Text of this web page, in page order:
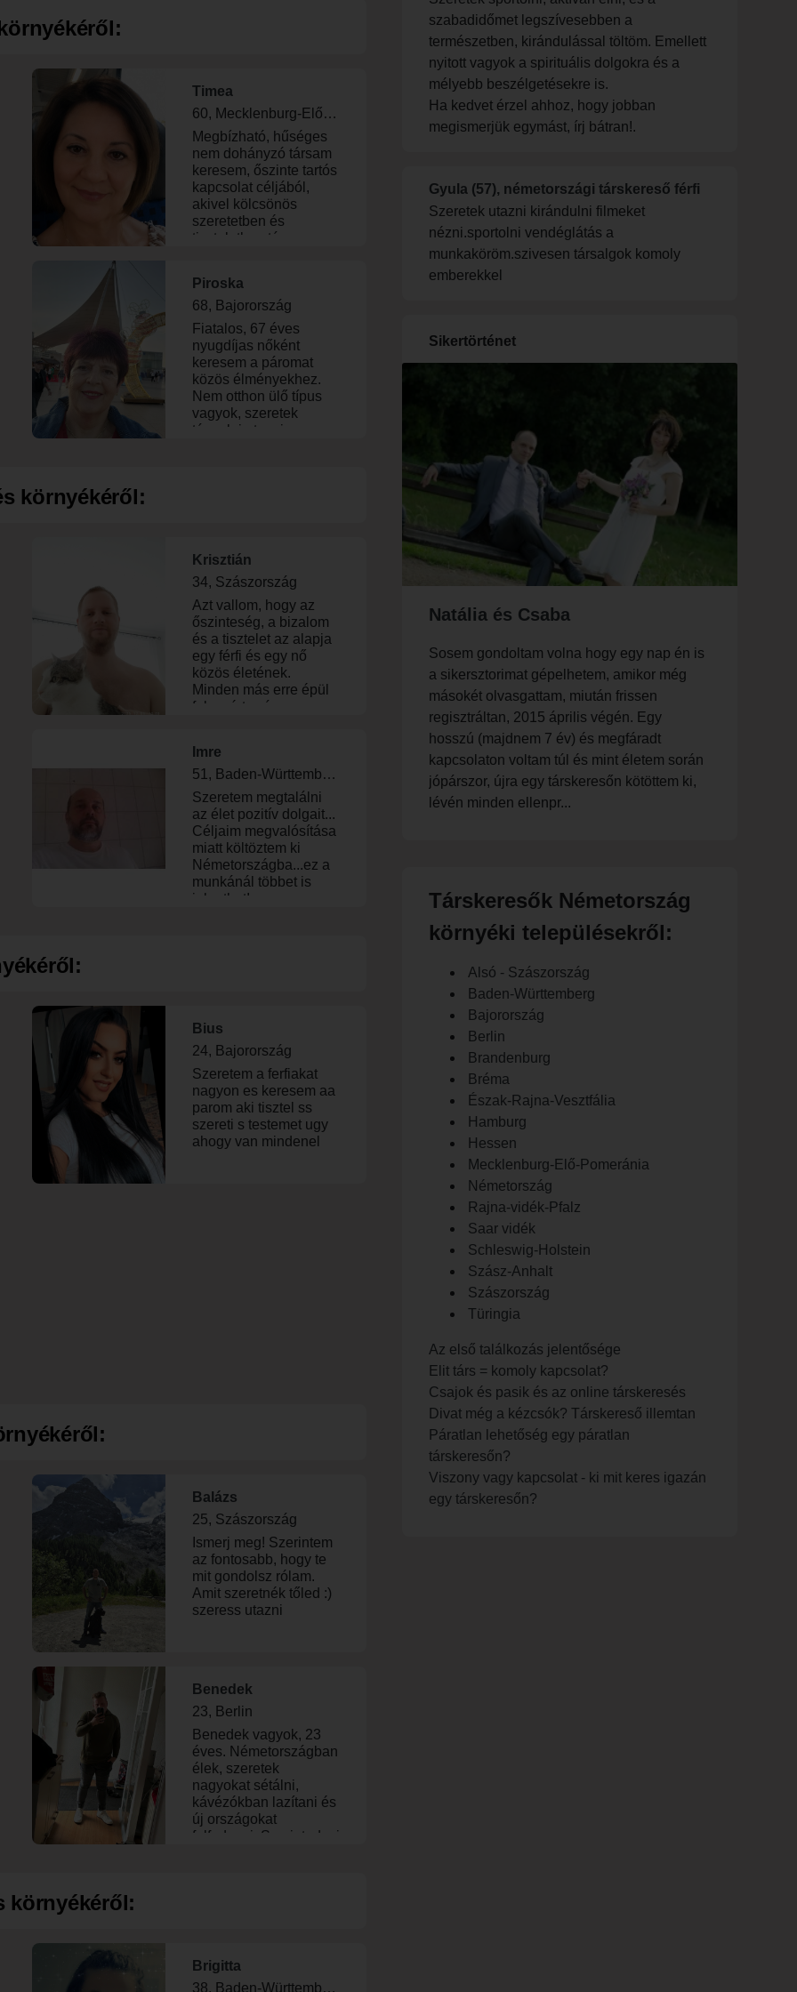
meg!
Timea
60, Mecklenburg-Elő-Pomeránia
Megbízható, hűséges
nem dohányzó társam
keresem, őszinte tartós
kapcsolat céljából,
akivel kölcsönös
szeretetben és
tiszteletben társam
előfizető.
Piroska
68, Bajorország
Fiatalos, 67 éves
nyugdíjas nőként
keresem a páromat
közös élményekhez.
Nem otthon ülő típus
vagyok, szeretek
táncolni,utazni,
rendszeres látogatója
vagyok . Ha Te is egy
vidám, aktív , az élet
szépségeit értékelő
társat keresel, várom
leveled.
környékéről:
Krisztián
34, Szászország
Azt vallom, hogy az
őszinteség, a bizalom
és a tisztelet az alapja
egy férfi és egy nő
közös életének.
Minden más erre épül
fel, ezért számomra
hogy találjak egy társat
akivel családot
alapíthatok, ami
remélem sikerül.
Imre
51, Baden-Württemberg
Szeretem megtalálni
az élet pozitív dolgait...
Céljaim megvalósítása
miatt költöztem ki
Németországba...ez a
munkánál többet is
jelenthet!
Bius
24, Bajorország
Szeretem a ferfiakat
nagyon es keresem aa
parom aki tisztel ss
szereti s testemet ugy
ahogy van mindenel
Balázs
25, Szászország
Ismerj meg! Szerintem
az fontosabb, hogy te
mit gondolsz rólam.
Amit szeretnék tőled :)
szeress utazni
Benedek
23, Berlin
Benedek vagyok, 23
éves. Németországban
élek, szeretek
nagyokat sétálni,
kávézókban lazítani és
új országokat
felfedezni. Szerinted mi
környékéről:
Brigitta
38, Baden-Württemberg
szabadidőmet legszívesebben a
természetben, kirándulással töltöm. Emellett
nyitott vagyok a spirituális dolgokra és a
mélyebb beszélgetésekre is.
​Ha kedvet érzel ahhoz, hogy jobban
megismerjük egymást, írj bátran!.
Gyula (57), németországi társkereső férfi
Szeretek utazni kirándulni filmeket
nézni.sportolni vendéglátás a
munkaköröm.szivesen társalgok komoly
emberekkel
Sikertörténet
Natália és Csaba
Sosem gondoltam volna hogy egy nap én is
a sikersztorimat gépelhetem, amikor még
másokét olvasgattam, miután frissen
regisztráltan, 2015 április végén. Egy
hosszú (majdnem 7 év) és megfáradt
kapcsolaton voltam túl és mint életem során
jópárszor, újra egy társkeresőn kötöttem ki,
lévén minden ellenpr...
Társkeresők Németország
környéki településekről:
Alsó - Szászország
Baden-Württemberg
Bajorország
Berlin
Brandenburg
Bréma
Észak-Rajna-Vesztfália
Hamburg
Hessen
Mecklenburg-Elő-Pomeránia
Németország
Rajna-vidék-Pfalz
Saar vidék
Schleswig-Holstein
Szász-Anhalt
Szászország
Türingia
Az első találkozás jelentősége
Elit társ = komoly kapcsolat?
Csajok és pasik és az online társkeresés
Divat még a kézcsók? Társkereső illemtan
Páratlan lehetőség egy páratlan
társkeresőn?
Viszony vagy kapcsolat - ki mit keres igazán
egy társkeresőn?